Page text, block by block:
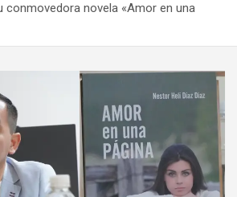
conmovedora novela «Amor en una